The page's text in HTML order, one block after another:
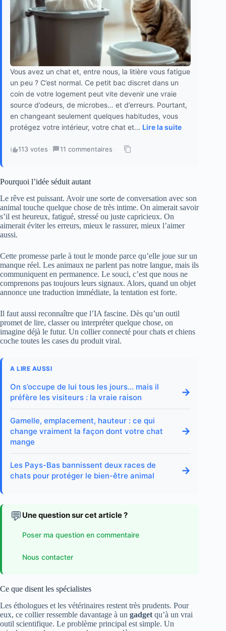
Vous avez un chat et, entre nous, la litière vous fatigue
un peu ? C’est normal. Ce petit bac discret dans un
coin de votre logement peut vite devenir une vraie
source d’odeurs, de microbes… et d’erreurs. Pourtant,
en changeant seulement quelques habitudes, vous
protégez votre intérieur, votre chat et... Lire la suite
113 votes · 11 commentaires ·
Pourquoi l’idée séduit autant
Le rêve est puissant. Avoir une sorte de conversation avec son
animal touche quelque chose de très intime. On aimerait savoir
s’il est heureux, fatigué, stressé ou juste capricieux. On
aimerait éviter les erreurs, mieux le rassurer, mieux l’aimer
aussi.
Cette promesse parle à tout le monde parce qu’elle joue sur un
manque réel. Les animaux ne parlent pas notre langue, mais ils
communiquent en permanence. Le souci, c’est que nous ne
comprenons pas toujours leurs signaux. Alors, quand un objet
annonce une traduction immédiate, la tentation est forte.
Il faut aussi reconnaître que l’IA fascine. Dès qu’un outil
promet de lire, classer ou interpréter quelque chose, on
imagine déjà le futur. Un collier connecté pour chats et chiens
coche toutes les cases du produit viral.
A LIRE AUSSI
On s’occupe de lui tous les jours… mais il
préfère les visiteurs : la vraie raison
→
Gamelle, emplacement, hauteur : ce qui
change vraiment la façon dont votre chat
mange
→
Les Pays-Bas bannissent deux races de
chats pour protéger le bien-être animal
→
💬 Une question sur cet article ?
Poser ma question en commentaire
Nous contacter
Ce que disent les spécialistes
Les éthologues et les vétérinaires restent très prudents. Pour
eux, ce collier ressemble davantage à un gadget qu’à un vrai
outil scientifique. Le problème principal est simple. Un